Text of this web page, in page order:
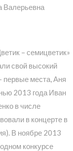
Валерьевна
– семицветик»
свой высокий
первые места, Аня
2013 года Иван
в числе
в концерте в
В ноябре 2013
конкурсе